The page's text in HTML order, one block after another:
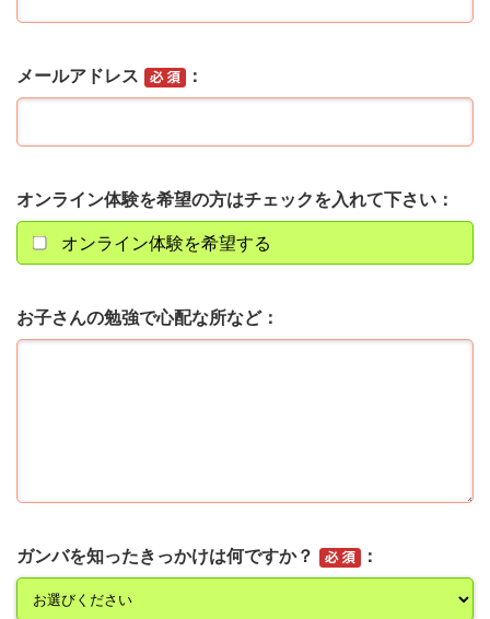
メールアドレス
オンライン体験を希望の方はチェックを入れて下さい
オンライン体験を希望する
お子さんの勉強で心配な所など
ガンバを知ったきっかけは何ですか？